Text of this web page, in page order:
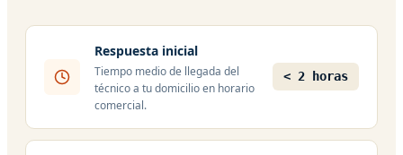
Respuesta inicial
Tiempo medio de llegada del
técnico a tu domicilio en horario
comercial.
< 2 horas